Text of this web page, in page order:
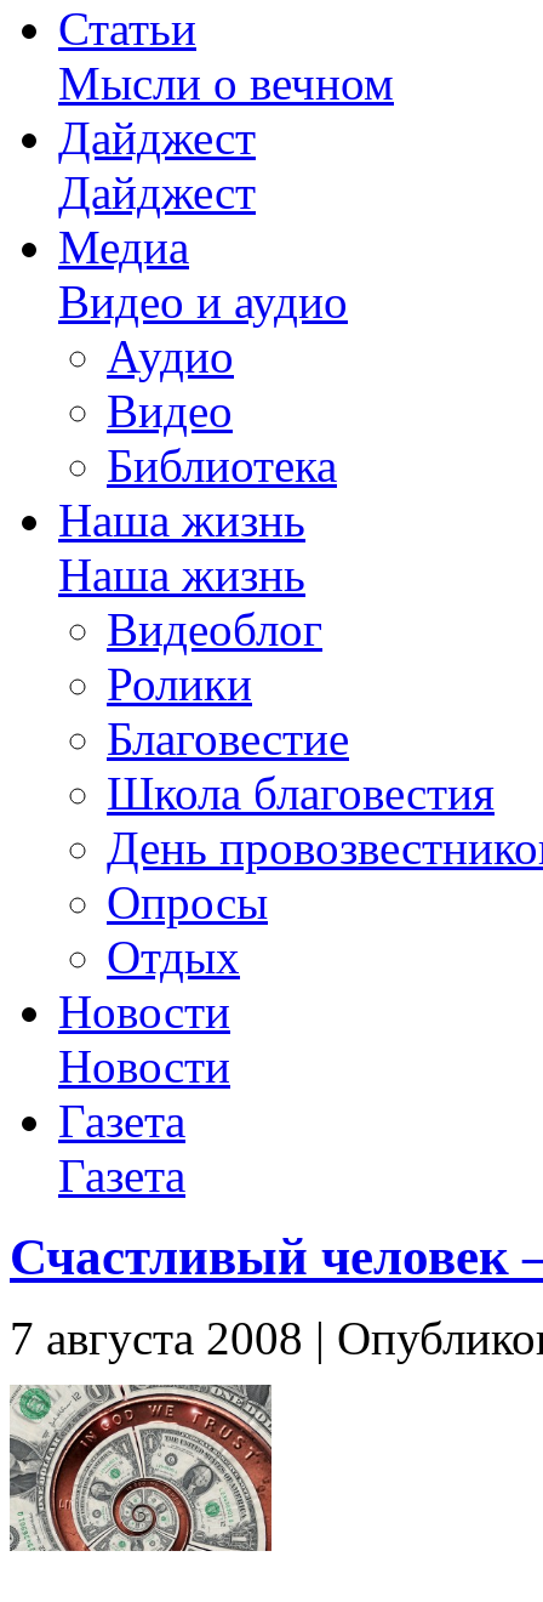
Статьи
Мысли о вечном
Дайджест
Дайджест
Медиа
Видео и аудио
Аудио
Видео
Библиотека
Наша жизнь
Наша жизнь
Видеоблог
Ролики
Благовестие
Школа благовестия
День
Опросы
Отдых
Новости
Новости
Газета
Газета
Счастливый человек
7 августа 2008 |